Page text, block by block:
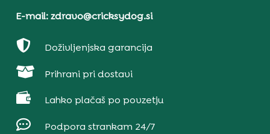
E-mail: zdravo@cricksydog.si
 Doživljenjska garancija
 Prihrani pri dostavi
 Lahko plačaš po povzetju
 Podpora strankam 24/7